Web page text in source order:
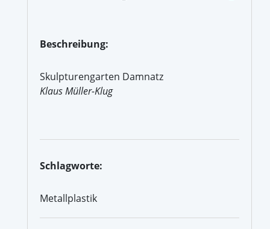
Beschreibung:
Skulpturengarten Damnatz
Klaus Müller-Klug
Schlagworte:
Metallplastik